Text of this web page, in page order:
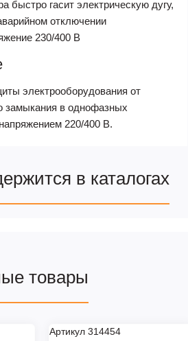
быстро гасит электрическую дугу,
отключении
230/400 В
электрооборудования от
замыкания в однофазных
220/400 В.
в каталогах
товары
Артикул 314454